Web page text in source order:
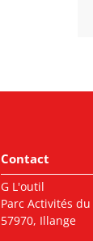
Contact
G L'outil
Parc Activités
57970, Illange